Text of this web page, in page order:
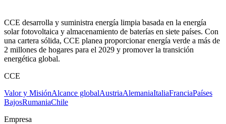
CCE desarrolla y suministra energía limpia basada en la energía
solar fotovoltaica y almacenamiento de baterías en siete países. Con
una cartera sólida, CCE planea proporcionar energía verde a más de
2 millones de hogares para el 2029 y promover la transición
energética global.
CCE
Valor y MisiónAlcance globalAustriaAlemaniaItaliaFranciaPaíses
BajosRumaniaChile
Empresa